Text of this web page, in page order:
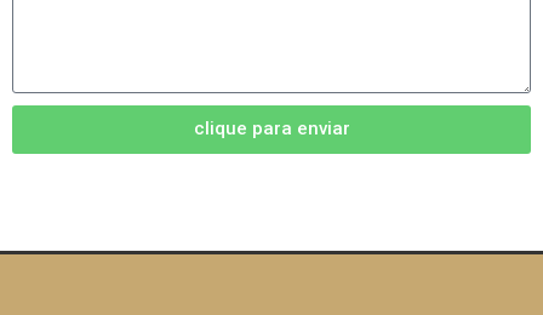
clique para enviar